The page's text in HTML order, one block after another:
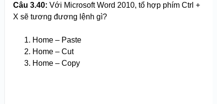
Câu 3.40: Với Microsoft Word 2010, tổ hợp phím Ctrl +
X sẽ tương đương lệnh gì?
Home – Paste
Home – Cut
Home – Copy